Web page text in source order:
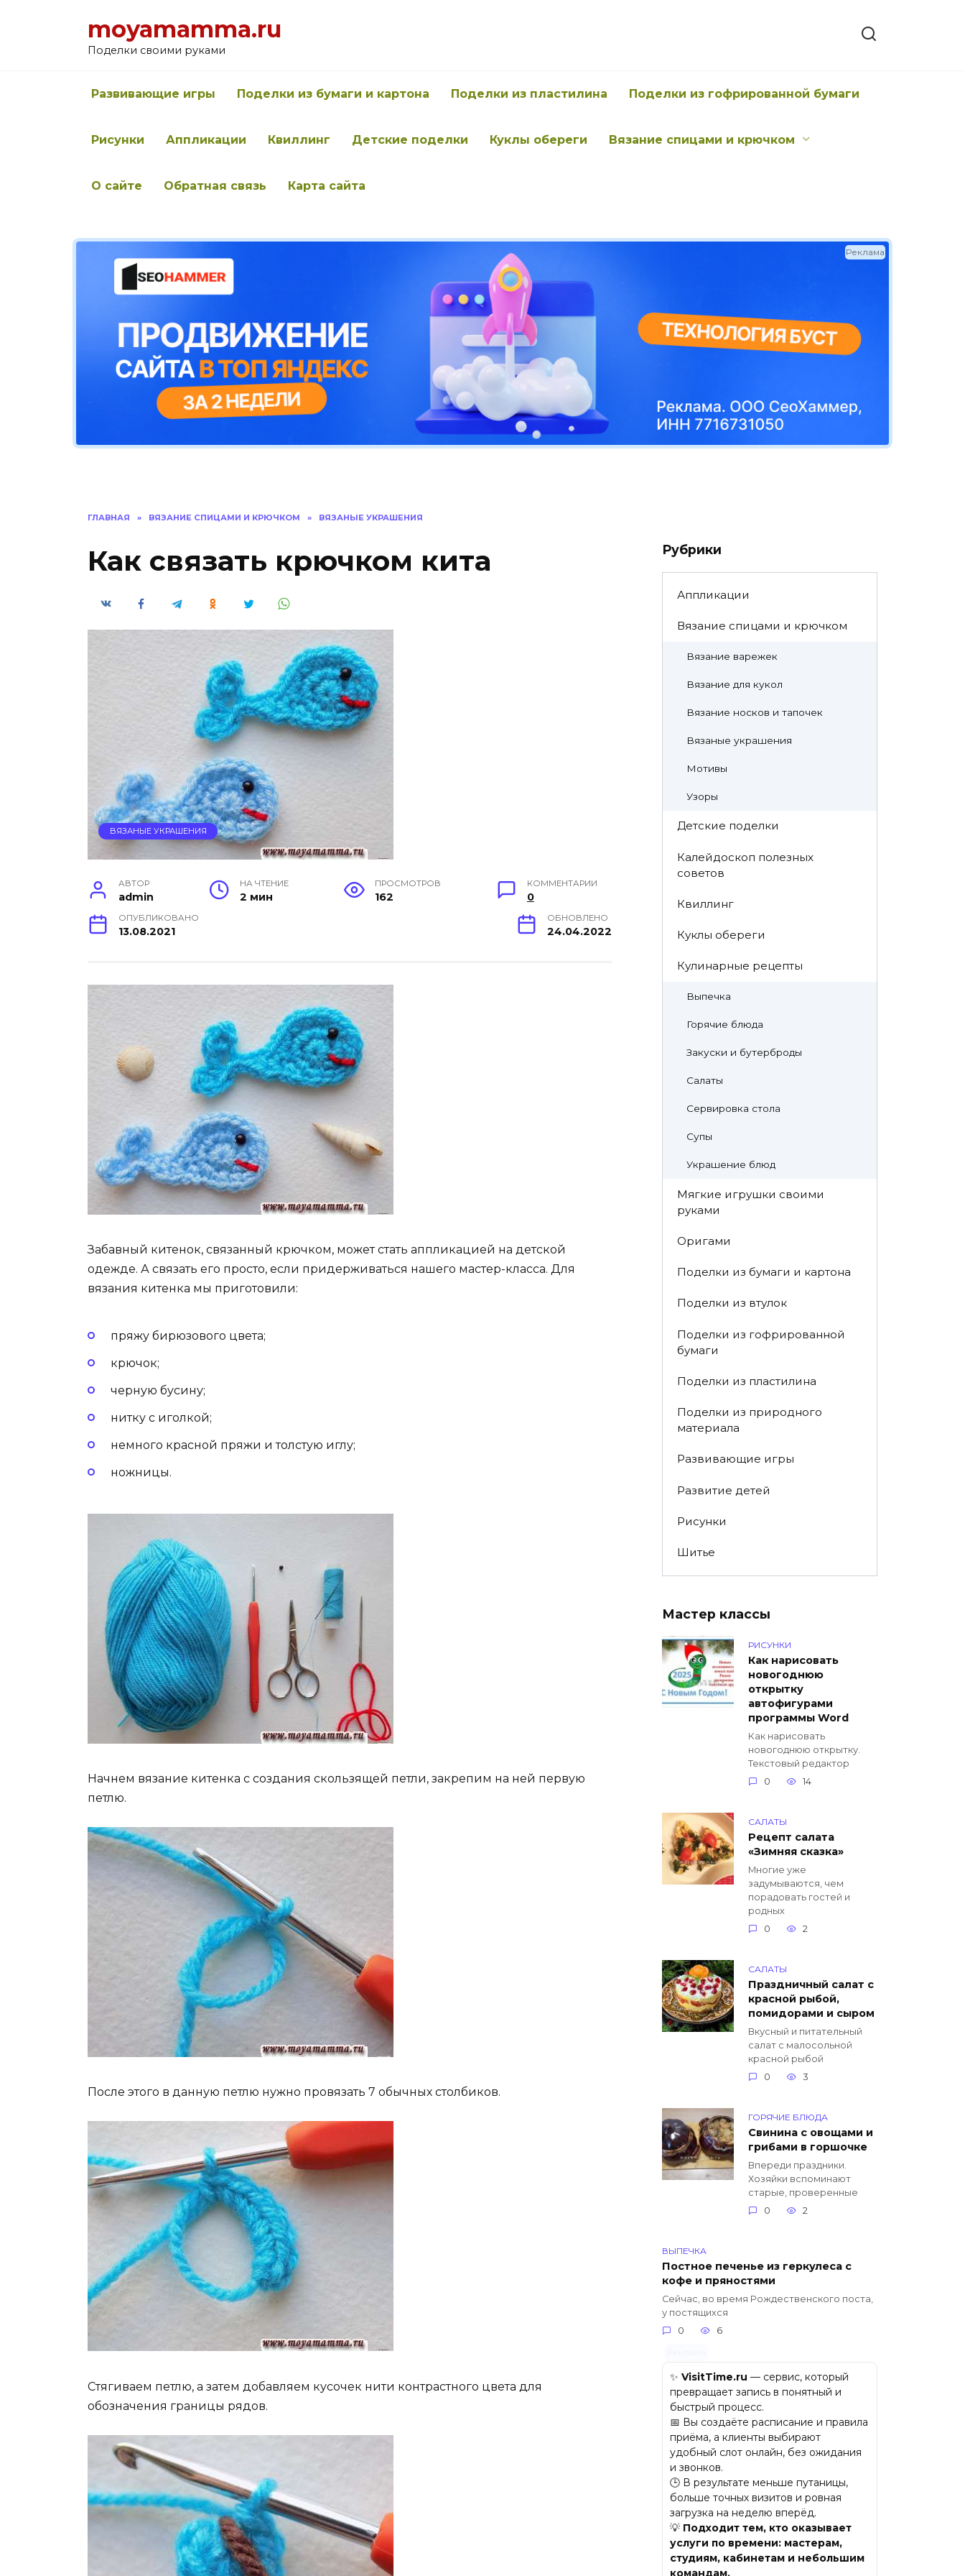
moyamamma.ru
Поделки своими руками
Развивающие игры Поделки из бумаги и картона Поделки из пластилина Поделки из гофрированной бумаги
Рисунки Аппликации Квиллинг Детские поделки Куклы обереги Вязание спицами и крючком
О сайте Обратная связь Карта сайта
Реклама
ГЛАВНАЯ » ВЯЗАНИЕ СПИЦАМИ И КРЮЧКОМ » ВЯЗАНЫЕ УКРАШЕНИЯ
Как связать крючком кита
ВЯЗАНЫЕ УКРАШЕНИЯ
АВТОР
admin
НА ЧТЕНИЕ
2 мин
ПРОСМОТРОВ
162
КОММЕНТАРИИ
0
ОПУБЛИКОВАНО
13.08.2021
ОБНОВЛЕНО
24.04.2022
Забавный китенок, связанный крючком, может стать аппликацией на детской
одежде. А связать его просто, если придерживаться нашего мастер-класса. Для
вязания китенка мы приготовили:
пряжу бирюзового цвета;
крючок;
черную бусину;
нитку с иголкой;
немного красной пряжи и толстую иглу;
ножницы.
Начнем вязание китенка с создания скользящей петли, закрепим на ней первую
петлю.
После этого в данную петлю нужно провязать 7 обычных столбиков.
Стягиваем петлю, а затем добавляем кусочек нити контрастного цвета для
обозначения границы рядов.
Рубрики
Аппликации
Вязание спицами и крючком
Вязание варежек
Вязание для кукол
Вязание носков и тапочек
Вязаные украшения
Мотивы
Узоры
Детские поделки
Калейдоскоп полезных
советов
Квиллинг
Куклы обереги
Кулинарные рецепты
Выпечка
Горячие блюда
Закуски и бутерброды
Салаты
Сервировка стола
Супы
Украшение блюд
Мягкие игрушки своими
руками
Оригами
Поделки из бумаги и картона
Поделки из втулок
Поделки из гофрированной
бумаги
Поделки из пластилина
Поделки из природного
материала
Развивающие игры
Развитие детей
Рисунки
Шитье
Мастер классы
РИСУНКИ
Как нарисовать
новогоднюю
открытку
автофигурами
программы Word
Как нарисовать
новогоднюю открытку.
Текстовый редактор
0
14
САЛАТЫ
Рецепт салата
«Зимняя сказка»
Многие уже
задумываются, чем
порадовать гостей и
родных
0
2
САЛАТЫ
Праздничный салат с
красной рыбой,
помидорами и сыром
Вкусный и питательный
салат с малосольной
красной рыбой
0
3
ГОРЯЧИЕ БЛЮДА
Свинина с овощами и
грибами в горшочке
Впереди праздники.
Хозяйки вспоминают
старые, проверенные
0
2
ВЫПЕЧКА
Постное печенье из геркулеса с
кофе и пряностями
Сейчас, во время Рождественского поста,
у постящихся
0
6
✨ VisitTime.ru — сервис, который
превращает запись в понятный и
быстрый процесс.
📅 Вы создаёте расписание и правила
приёма, а клиенты выбирают
удобный слот онлайн, без ожидания
и звонков.
🕒 В результате меньше путаницы,
больше точных визитов и ровная
загрузка на неделю вперёд.
💡 Подходит тем, кто оказывает
услуги по времени: мастерам,
студиям, кабинетам и небольшим
командам.